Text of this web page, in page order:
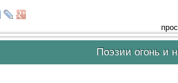
Поэзии огонь и